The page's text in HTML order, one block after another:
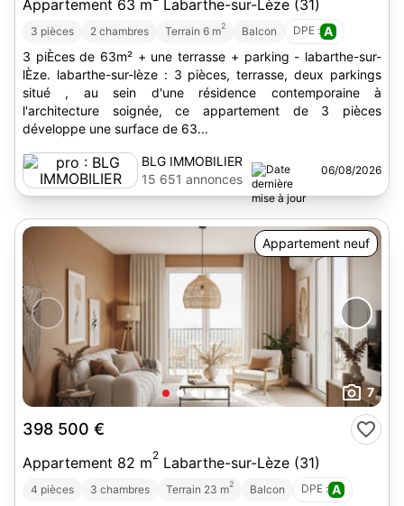
Appartement 63 m Labarthe-sur-Lèze (31)
3 pièces 2 chambres Terrain 6 m2 Balcon DPE : A
3 piÈces de 63m² + une terrasse + parking - labarthe-sur-
lÈze. labarthe-sur-lèze : 3 pièces, terrasse, deux parkings
situé , au sein d'une résidence contemporaine à
l'architecture soignée, ce appartement de 3 pièces
développe une surface de 63...
BLG IMMOBILIER
15 651 annonces
06/08/2026
Appartement neuf
7
398 500 €
Appartement 82 m2 Labarthe-sur-Lèze (31)
4 pièces 3 chambres Terrain 23 m2 Balcon DPE : A